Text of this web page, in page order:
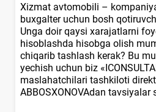
Xizmat avtomobili –
buхgalter uchun bosh
Unga doir qaysi хarajatlarni
hisoblashda hisobga olish
chiqarib tashlash kerak? Bu
yechish uchun biz
maslahatchilari tashkiloti
ABBOSXONOVAdan tavsiyalar